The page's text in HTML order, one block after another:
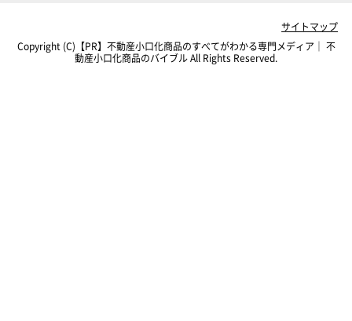
サイトマップ
Copyright (C)【PR】 不動産小口化商品のすべてがわかる専門メディア｜ 不
動産小口化商品のバイブルAll Rights Reserved.